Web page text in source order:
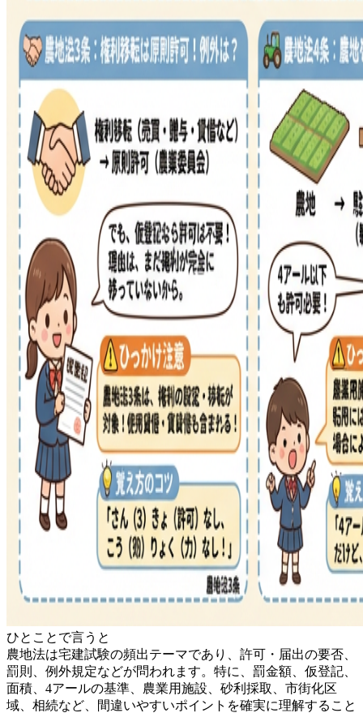
ひとことで言うと
農地法は宅建試験の頻出テーマであり、許可・届出の要否、
罰則、例外規定などが問われます。特に、罰金額、仮登記、
面積、4アールの基準、農業用施設、砂利採取、市街化区
域、相続など、間違いやすいポイントを確実に理解すること